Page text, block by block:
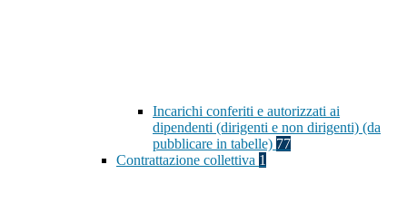
Incarichi conferiti e autorizzati ai
dipendenti (dirigenti e non dirigenti) (da
pubblicare in tabelle) 77
Contrattazione collettiva 1